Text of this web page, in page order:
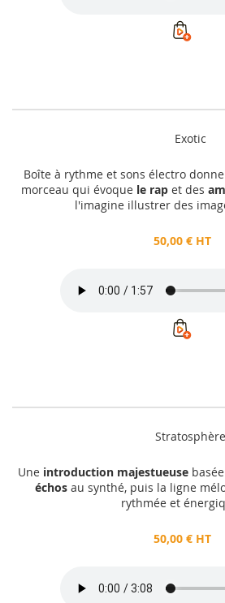
Exotic
Boîte à rythme et sons électro
morceau qui évoque le rap et des
l'imagine illustrer des
50,00 € HT
Stratosphère
Une introduction majestueuse
échos au synthé, puis la ligne
rythmée et
50,00 € HT